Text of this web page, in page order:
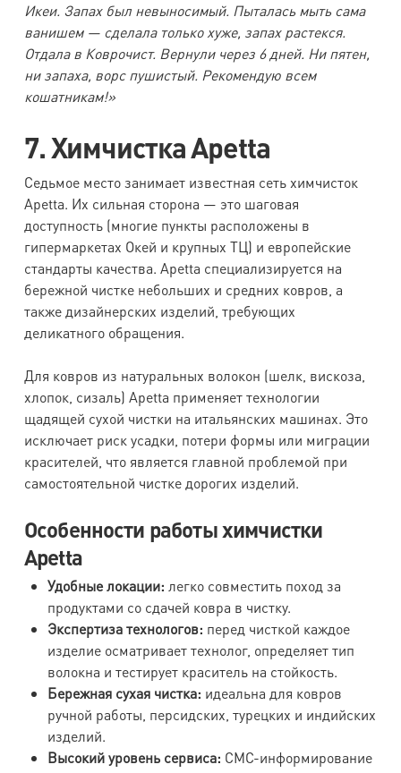
Икеи. Запах был невыносимый. Пыталась мыть сама
ванишем — сделала только хуже, запах растекся.
Отдала в Коврочист. Вернули через 6 дней. Ни пятен,
ни запаха, ворс пушистый. Рекомендую всем
кошатникам!»
7. Химчистка Apetta
Седьмое место занимает известная сеть химчисток
Apetta. Их сильная сторона — это шаговая
доступность (многие пункты расположены в
гипермаркетах Окей и крупных ТЦ) и европейские
стандарты качества. Apetta специализируется на
бережной чистке небольших и средних ковров, а
также дизайнерских изделий, требующих
деликатного обращения.
Для ковров из натуральных волокон (шелк, вискоза,
хлопок, сизаль) Apetta применяет технологии
щадящей сухой чистки на итальянских машинах. Это
исключает риск усадки, потери формы или миграции
красителей, что является главной проблемой при
самостоятельной чистке дорогих изделий.
Особенности работы химчистки
Apetta
Удобные локации: легко совместить поход за
продуктами со сдачей ковра в чистку.
Экспертиза технологов: перед чисткой каждое
изделие осматривает технолог, определяет тип
волокна и тестирует краситель на стойкость.
Бережная сухая чистка: идеальна для ковров
ручной работы, персидских, турецких и индийских
изделий.
Высокий уровень сервиса: СМС-информирование